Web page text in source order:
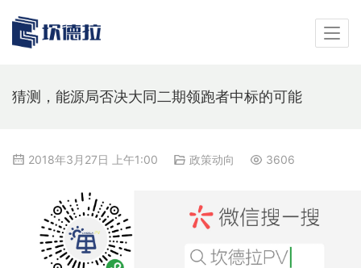
猜测，能源局否决大同二期领跑者中标的可能
2018年3月27日 上午1:00 政策动向 3606